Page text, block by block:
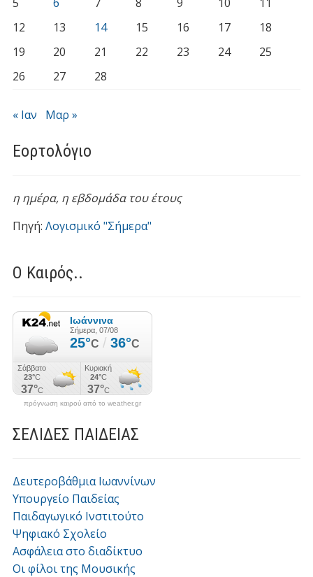
12
13 14 15 16 17
18
19
20 21 22 23 24
25
26
27 28
« Ιαν Μαρ »
Εορτολόγιο
η ημέρα, η εβδομάδα του έτους
Πηγή: Λογισμικό "Σήμερα"
Ο Καιρός..
πρόγνωση καιρού από το weather.gr
ΣΕΛΙΔΕΣ ΠΑΙΔΕΙΑΣ
Δευτεροβάθμια Ιωαννίνων
Υπουργείο Παιδείας
Παιδαγωγικό Ινστιτούτο
Ψηφιακό Σχολείο
Ασφάλεια στο διαδίκτυο
Οι φίλοι της Μουσικής